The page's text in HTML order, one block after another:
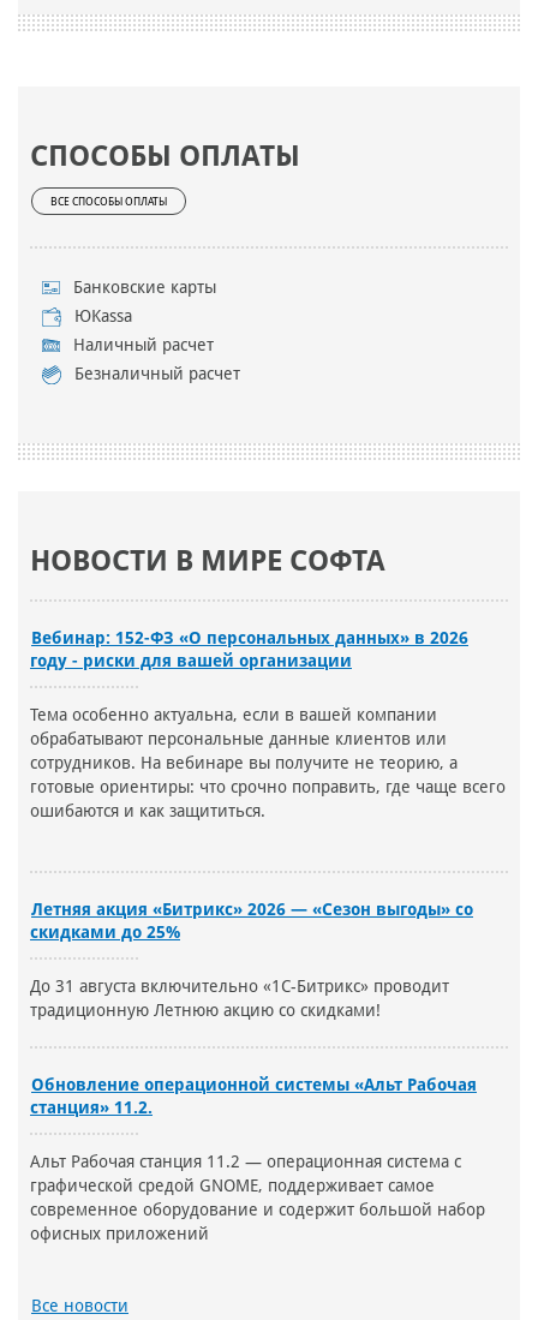
СПОСОБЫ ОПЛАТЫ
ВСЕ СПОСОБЫ ОПЛАТЫ
Банковские карты
ЮKassa
Наличный расчет
Безналичный расчет
НОВОСТИ В МИРЕ СОФТА
Вебинар: 152-ФЗ «О персональных данных» в 2026
году - риски для вашей организации
Тема особенно актуальна, если в вашей компании
обрабатывают персональные данные клиентов или
сотрудников. На вебинаре вы получите не теорию, а
готовые ориентиры: что срочно поправить, где чаще всего
ошибаются и как защититься.
Летняя акция «Битрикс» 2026 — «Сезон выгоды» со
скидками до 25%
До 31 августа включительно «1С-Битрикс» проводит
традиционную Летнюю акцию со скидками!
Обновление операционной системы «Альт Рабочая
станция» 11.2.
Альт Рабочая станция 11.2 — операционная система с
графической средой GNOME, поддерживает самое
современное оборудование и содержит большой набор
офисных приложений
Все новости